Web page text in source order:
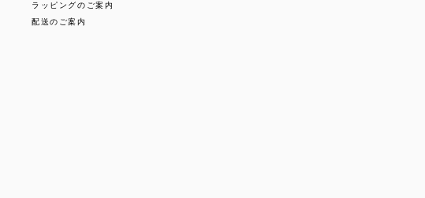
ラッピングのご案内
配送のご案内